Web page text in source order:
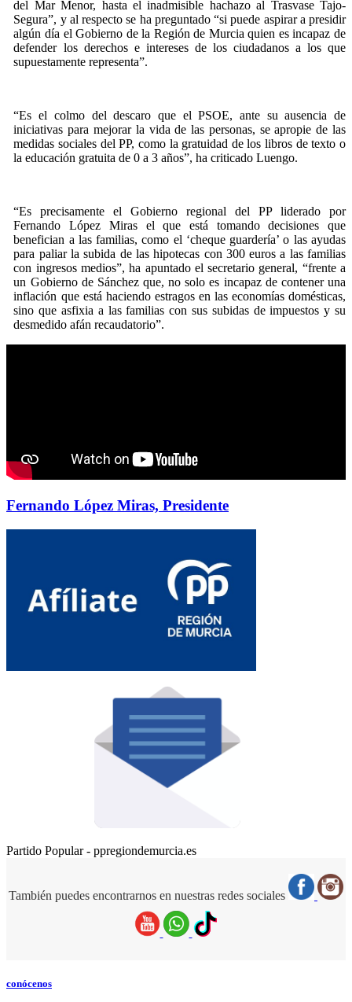
del Mar Menor, hasta el inadmisible hachazo al Trasvase Tajo-
Segura”, y al respecto se ha preguntado “si puede aspirar a presidir
algún día el Gobierno de la Región de Murcia quien es incapaz de
defender los derechos e intereses de los ciudadanos a los que
supuestamente representa”.
“Es el colmo del descaro que el PSOE, ante su ausencia de
iniciativas para mejorar la vida de las personas, se apropie de las
medidas sociales del PP, como la gratuidad de los libros de texto o
la educación gratuita de 0 a 3 años”, ha criticado Luengo.
“Es precisamente el Gobierno regional del PP liderado por
Fernando López Miras el que está tomando decisiones que
benefician a las familias, como el ‘cheque guardería’ o las ayudas
para paliar la subida de las hipotecas con 300 euros a las familias
con ingresos medios”, ha apuntado el secretario general, “frente a
un Gobierno de Sánchez que, no solo es incapaz de contener una
inflación que está haciendo estragos en las economías domésticas,
sino que asfixia a las familias con sus subidas de impuestos y su
desmedido afán recaudatorio”.
Fernando López Miras, Presidente
Partido Popular - ppregiondemurcia.es
También puedes encontrarnos en nuestras redes sociales
conócenos